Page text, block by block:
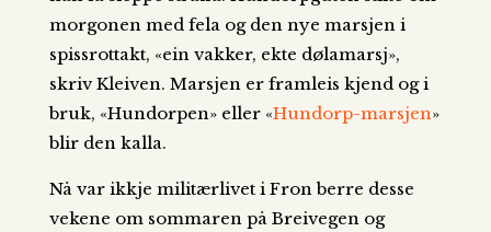
morgonen med fela og den nye marsjen i
spissrottakt, «ein vakker, ekte dølamarsj»,
skriv Kleiven. Marsjen er framleis kjend og i
bruk, «Hundorpen» eller «Hundorp-marsjen»
blir den kalla.
Nå var ikkje militærlivet i Fron berre desse
vekene om sommaren på Breivegen og